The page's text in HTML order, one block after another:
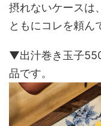
摂れないケースは
ともにコレを頼ん
▼出汁巻き玉子
品です。